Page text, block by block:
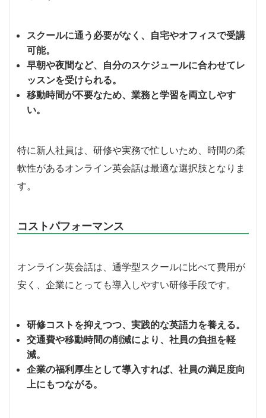
スクールに通う必要がなく、自宅やオフィスで受講
可能。
早朝や夜間など、自分のスケジュールに合わせてレ
ッスンを受けられる。
移動時間が不要なため、業務と学習を両立しやす
い。
特に新人社員は、研修や実務で忙しいため、時間の柔
軟性があるオンライン英会話は最適な選択肢となりま
す。
コストパフォーマンス
オンライン英会話は、通学型スクールに比べて費用が
安く、企業にとっても導入しやすい研修手段です。
研修コストを抑えつつ、実践的な英語力を養える。
交通費や移動時間の削減により、社員の負担を軽
減。
企業の福利厚生として導入すれば、社員の満足度向
上にもつながる。